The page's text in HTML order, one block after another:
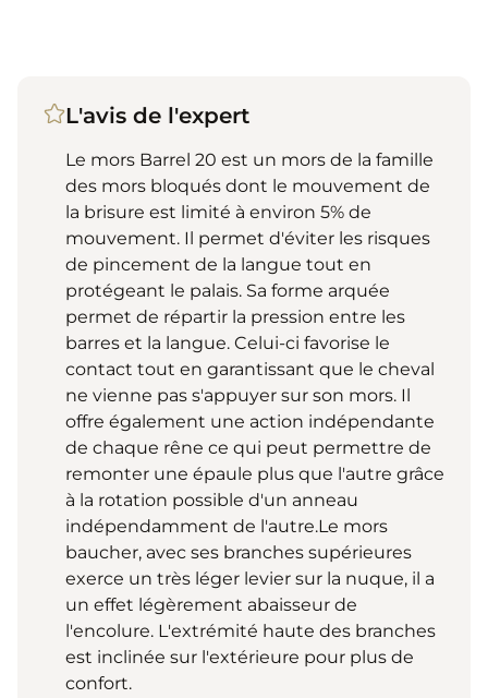
L'avis de l'expert
Le mors Barrel 20 est un mors de la famille
des mors bloqués dont le mouvement de
la brisure est limité à environ 5% de
mouvement. Il permet d'éviter les risques
de pincement de la langue tout en
protégeant le palais. Sa forme arquée
permet de répartir la pression entre les
barres et la langue. Celui-ci favorise le
contact tout en garantissant que le cheval
ne vienne pas s'appuyer sur son mors. Il
offre également une action indépendante
de chaque rêne ce qui peut permettre de
remonter une épaule plus que l'autre grâce
à la rotation possible d'un anneau
indépendamment de l'autre.Le mors
baucher, avec ses branches supérieures
exerce un très léger levier sur la nuque, il a
un effet légèrement abaisseur de
l'encolure. L'extrémité haute des branches
est inclinée sur l'extérieure pour plus de
confort.